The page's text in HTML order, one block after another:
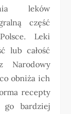
leków
część
Leki
lub całość
Narodowy
obniża ich
recepty
go bardziej